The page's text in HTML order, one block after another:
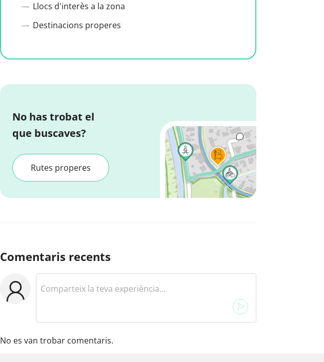
Llocs d'interès a la zona
Destinacions properes
No has trobat el
que buscaves?
Rutes properes
Comentaris recents
No es van trobar comentaris.